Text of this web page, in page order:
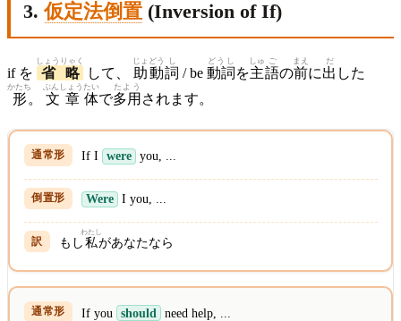
3.仮定法倒置 (Inversion of If)
if を 省略
しょうりゃく
して、 助
じょ
動
どう
詞
し
/ be 動詞
どうし
を主
しゅ
語
ご
の前
まえ
に出
だ
した
形
かたち
。 文章
ぶんしょう
体
たい
で多用
たよう
されます。
If I were you, ...
Were I you, ...
もし 私
わたし
があなたなら
If you should need help, ...